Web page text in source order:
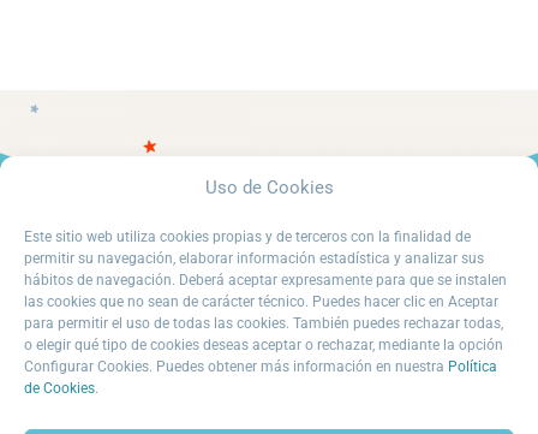
Uso de Cookies
Este sitio web utiliza cookies propias y de terceros con la finalidad de
permitir su navegación, elaborar información estadística y analizar sus
hábitos de navegación. Deberá aceptar expresamente para que se instalen
las cookies que no sean de carácter técnico. Puedes hacer clic en Aceptar
para permitir el uso de todas las cookies. También puedes rechazar todas,
o elegir qué tipo de cookies deseas aceptar o rechazar, mediante la opción
Configurar Cookies. Puedes obtener más información en nuestra Política
de Cookies.